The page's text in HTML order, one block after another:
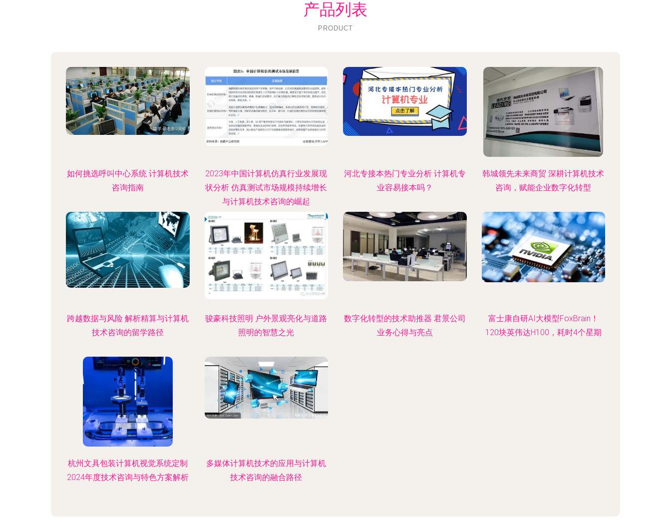
产品列表
PRODUCT
如何挑选呼叫中心系统 计算机技术
咨询指南
2023年中国计算机仿真行业发展现
状分析 仿真测试市场规模持续增长
与计算机技术咨询的崛起
河北专接本热门专业分析 计算机专
业容易接本吗？
韩城领先未来商贸 深耕计算机技术
咨询，赋能企业数字化转型
跨越数据与风险 解析精算与计算机
技术咨询的留学路径
骏豪科技照明 户外景观亮化与道路
照明的智慧之光
数字化转型的技术助推器 君景公司
业务心得与亮点
富士康自研AI大模型FoxBrain！
120块英伟达H100，耗时4个星期
杭州文具包装计算机视觉系统定制
2024年度技术咨询与特色方案解析
多媒体计算机技术的应用与计算机
技术咨询的融合路径